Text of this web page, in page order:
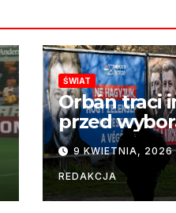
ŚWIAT
Orbán traci
przed
węgierska
propaganda
przestaje
9 KWIETNIA, 2026
REDAKCJA